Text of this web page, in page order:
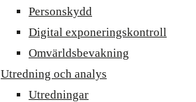
Personskydd
Digital exponeringskontroll
Omvärldsbevakning
Utredning och analys
Utredningar